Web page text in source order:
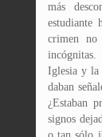
más
estudiante
crimen no
Iglesia y la
daban
¿Estaban
signos